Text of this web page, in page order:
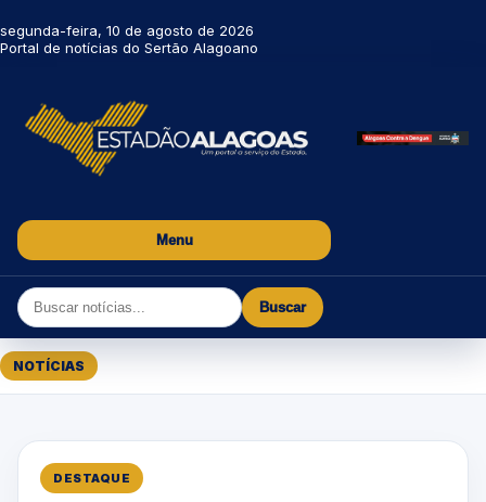
segunda-feira, 10 de agosto de 2026
Portal de notícias do Sertão Alagoano
Menu
Buscar
NOTÍCIAS
DESTAQUE